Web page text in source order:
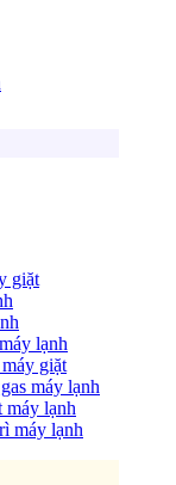
giặt
lạnh
giặt
máy lạnh
máy lạnh
máy lạnh